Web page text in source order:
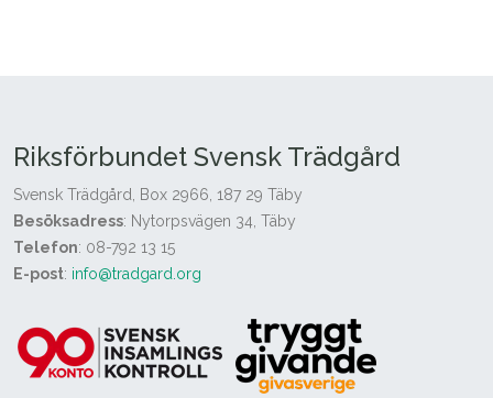
Riksförbundet Svensk Trädgård
Svensk Trädgård, Box 2966, 187 29 Täby
Besöksadress: Nytorpsvägen 34, Täby
Telefon: 08-792 13 15
E-post: info@tradgard.org